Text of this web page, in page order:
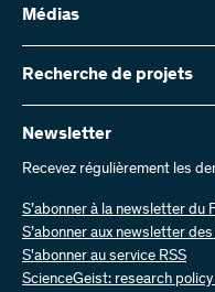
Wildhainweg 3
Contactez-nous
Envoyer des factures
Travailler chez nous
Offres d’emploi
Médias
Service de presse
Rapport annuel
Recherche de projets
Vous trouverez ici des
recherche et les subsides
Recherche de projets
Newsletter
Recevez régulièrement les
S’abonner à la newsletter du
S’abonner aux newsletter
S'abonner au service RSS
ScienceGeist: research policy